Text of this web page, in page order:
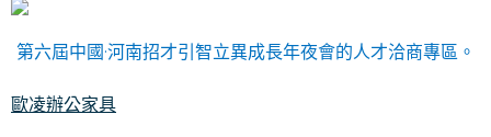
第六屆中國·河南招才引智立異成長年夜會的人才洽商專區。
歐凌辦公家具